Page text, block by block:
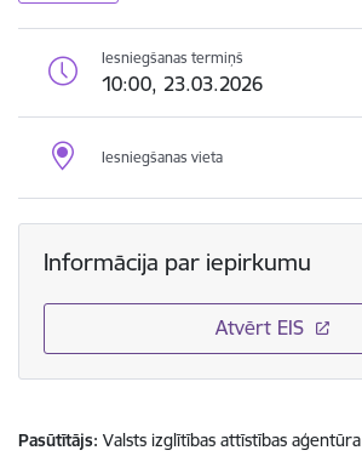
Iesniegšanas termiņš
10:00, 23.03.2026
Iesniegšanas vieta
Informācija par iepirkumu
Atvērt EIS
Pasūtītājs Valsts izglītības attīstības aģentūra